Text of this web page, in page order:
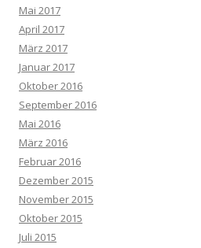
Mai 2017
April 2017
März 2017
Januar 2017
Oktober 2016
September 2016
Mai 2016
März 2016
Februar 2016
Dezember 2015
November 2015
Oktober 2015
Juli 2015